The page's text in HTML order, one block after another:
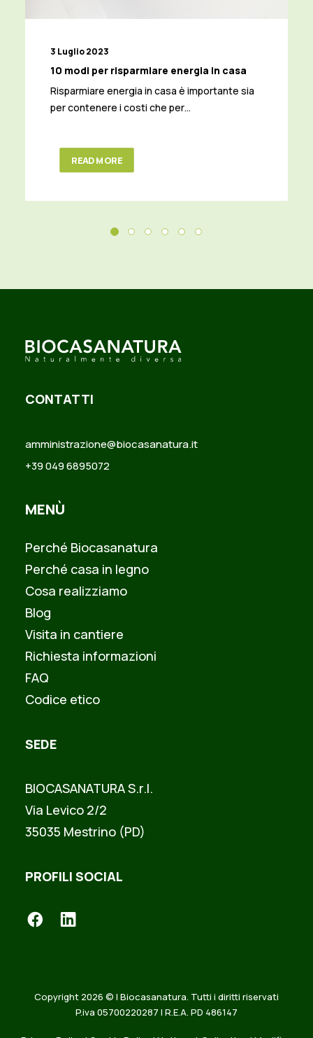
3 Luglio 2023
10 modi per risparmiare energia in casa
Risparmiare energia in casa è importante sia
per contenere i costi che per…
READ MORE
CONTATTI
amministrazione@biocasanatura.it
+39 049 6895072
MENÙ
Perché Biocasanatura
Perché casa in legno
Cosa realizziamo
Blog
Visita in cantiere
Richiesta informazioni
FAQ
Codice etico
SEDE
BIOCASANATURA S.r.l.
Via Levico 2/2
35035 Mestrino (PD)
PROFILI SOCIAL
Copyright 2026 © | Biocasanatura. Tutti i diritti riservati
P.iva 05700220287 | R.E.A. PD 486147